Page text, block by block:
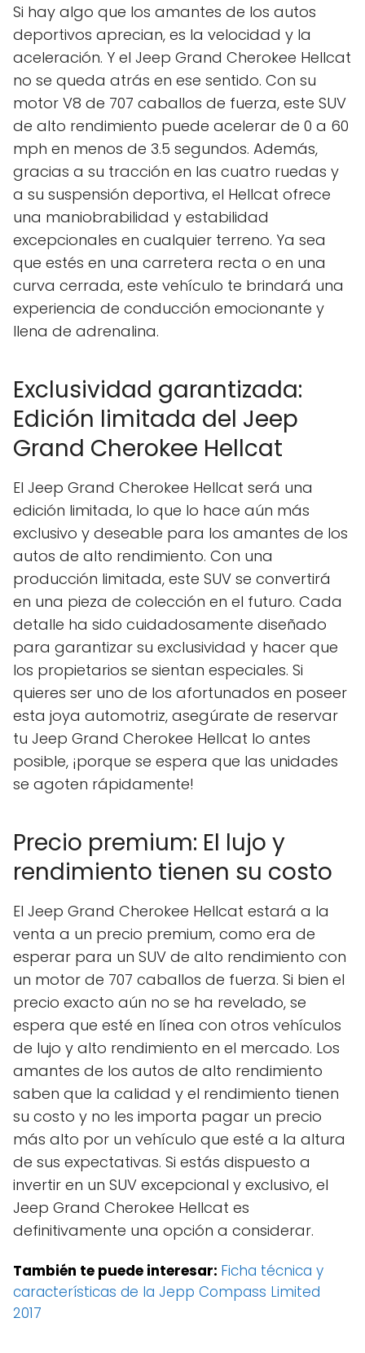
Si hay algo que los amantes de los autos
deportivos aprecian, es la velocidad y la
aceleración. Y el Jeep Grand Cherokee Hellcat
no se queda atrás en ese sentido. Con su
motor V8 de 707 caballos de fuerza, este SUV
de alto rendimiento puede acelerar de 0 a 60
mph en menos de 3.5 segundos. Además,
gracias a su tracción en las cuatro ruedas y
a su suspensión deportiva, el Hellcat ofrece
una maniobrabilidad y estabilidad
excepcionales en cualquier terreno. Ya sea
que estés en una carretera recta o en una
curva cerrada, este vehículo te brindará una
experiencia de conducción emocionante y
llena de adrenalina.
Exclusividad garantizada:
Edición limitada del Jeep
Grand Cherokee Hellcat
El Jeep Grand Cherokee Hellcat será una
edición limitada, lo que lo hace aún más
exclusivo y deseable para los amantes de los
autos de alto rendimiento. Con una
producción limitada, este SUV se convertirá
en una pieza de colección en el futuro. Cada
detalle ha sido cuidadosamente diseñado
para garantizar su exclusividad y hacer que
los propietarios se sientan especiales. Si
quieres ser uno de los afortunados en poseer
esta joya automotriz, asegúrate de reservar
tu Jeep Grand Cherokee Hellcat lo antes
posible, ¡porque se espera que las unidades
se agoten rápidamente!
Precio premium: El lujo y
rendimiento tienen su costo
El Jeep Grand Cherokee Hellcat estará a la
venta a un precio premium, como era de
esperar para un SUV de alto rendimiento con
un motor de 707 caballos de fuerza. Si bien el
precio exacto aún no se ha revelado, se
espera que esté en línea con otros vehículos
de lujo y alto rendimiento en el mercado. Los
amantes de los autos de alto rendimiento
saben que la calidad y el rendimiento tienen
su costo y no les importa pagar un precio
más alto por un vehículo que esté a la altura
de sus expectativas. Si estás dispuesto a
invertir en un SUV excepcional y exclusivo, el
Jeep Grand Cherokee Hellcat es
definitivamente una opción a considerar.
También te puede interesar: Ficha técnica y
características de la Jepp Compass Limited
2017